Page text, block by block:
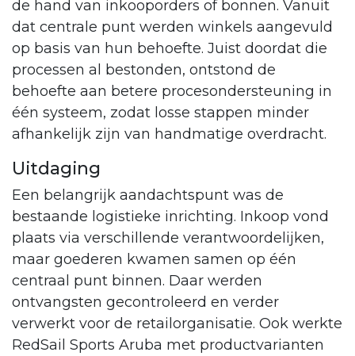
de hand van inkooporders of bonnen. Vanuit
dat centrale punt werden winkels aangevuld
op basis van hun behoefte. Juist doordat die
processen al bestonden, ontstond de
behoefte aan betere procesondersteuning in
één systeem, zodat losse stappen minder
afhankelijk zijn van handmatige overdracht.
Uitdaging
Een belangrijk aandachtspunt was de
bestaande logistieke inrichting. Inkoop vond
plaats via verschillende verantwoordelijken,
maar goederen kwamen samen op één
centraal punt binnen. Daar werden
ontvangsten gecontroleerd en verder
verwerkt voor de retailorganisatie. Ook werkte
RedSail Sports Aruba met productvarianten